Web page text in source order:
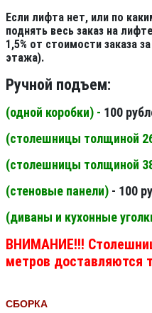
Если лифта нет, или по
поднять весь заказ на
1,5% от стоимости заказа
этажа).
Ручной подъем:
(одной коробки) - 100
(столешницы толщиной
(столешницы толщиной
(стеновые панели) - 100
(диваны и кухонные
ВНИМАНИЕ!!!
метров доставляются
СБОРКА